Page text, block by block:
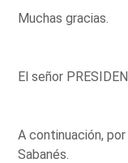
Muchas gracias.
El señor
A continuación,
Sabanés.